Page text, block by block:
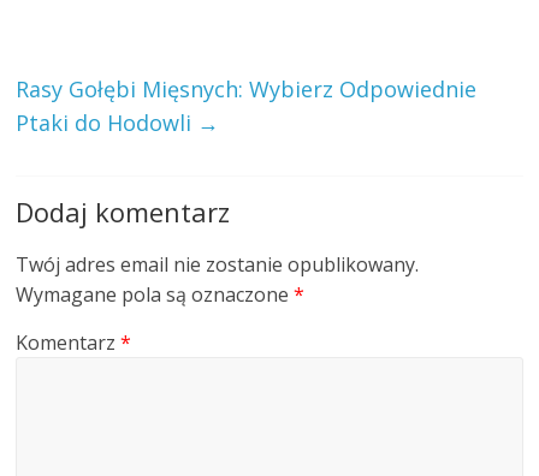
Rasy Gołębi Mięsnych: Wybierz Odpowiednie
Ptaki do Hodowli →
Dodaj komentarz
Twój adres email nie zostanie opublikowany.
Wymagane pola są oznaczone*
Komentarz*